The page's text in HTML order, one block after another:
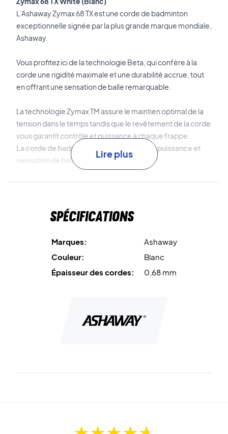
L’Ashaway Zymax 68 TX est une corde de badminton
exceptionnelle signée par la plus grande marque mondiale,
Ashaway.
Vous profitez ici de la technologie Beta, qui confère à la
corde une rigidité maximale et une durabilité accrue, tout
en offrant une sensation de balle remarquable.
La technologie Zymax TM assure le maintien optimal de la
tension dans le temps tandis que le revêtement de la corde
vous garantit contrôle et puissance à chaque frappe.
La corde de badminton qui allie contrôle, puissance et
sensation de balle
L’Ashaway Zymax s’adresse aussi bien aux joueurs
confirmés qu’aux débutants exigeant une corde de tout
200 m permettent jusqu’à 20 cordages.
Lire plus
Spécifications
Marques:
Ashaway
Couleur:
Blanc
Épaisseur des cordes:
0,68 mm